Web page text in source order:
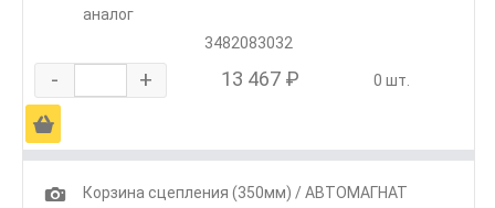
аналог
3482083032
- + 13 467 ₽ 0 шт.
Ä
1
Корзина сцепления (350мм) / АВТОМАГНАТ